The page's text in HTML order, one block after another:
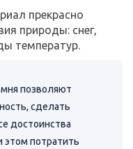
прекрасно
природы: снег,
температур.
позволяют
сделать
достоинства
этом потратить